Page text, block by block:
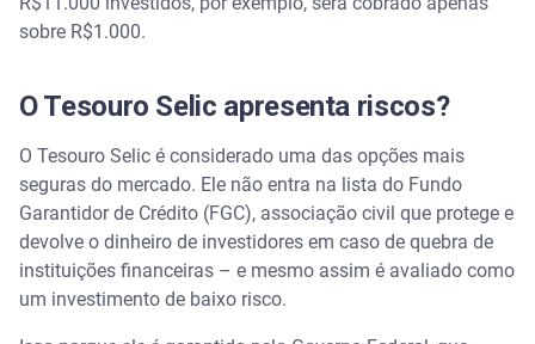
sobre R$1.000.
O Tesouro Selic apresenta riscos?
O Tesouro Selic é considerado uma das opções mais
seguras do mercado. Ele não entra na lista do Fundo
Garantidor de Crédito (FGC), associação civil que protege e
devolve o dinheiro de investidores em caso de quebra de
instituições financeiras – e mesmo assim é avaliado como
um investimento de baixo risco.